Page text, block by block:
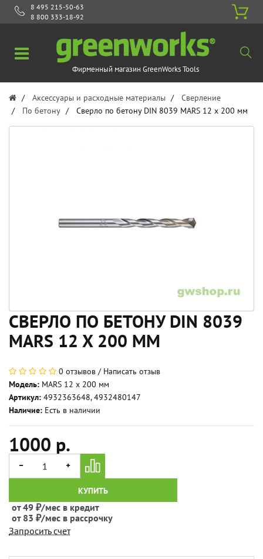
8 495 215-50-63
8 800 333-18-92
Фирменный магазин GreenWorks Tools
Аксессуары и расходные материалы
Сверление
По бетону
Сверло по бетону DIN 8039 MARS 12 x 200 мм
СВЕРЛО ПО БЕТОНУ DIN 8039
MARS 12 X 200 ММ
0 отзывов / Написать отзыв
Модель: MARS 12 x 200 мм
Артикул: 4932363648, 4932480147
Наличие: Есть в наличии
1000 р.
КУПИТЬ
от 49 ₽/мес в кредит
от 83 ₽/мес в рассрочку
Запросить счет